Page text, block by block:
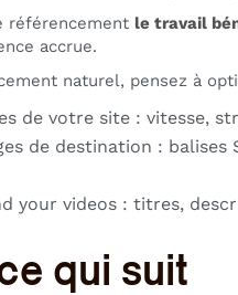
référencement le travail
accrue.
naturel, pensez à
de votre site : vitesse,
de destination :
your videos : titres,
qui suit